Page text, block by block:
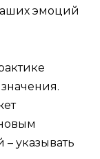
эмоций
указывать